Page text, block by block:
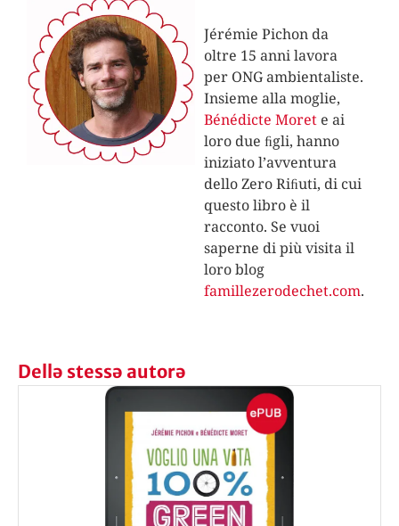
Jérémie Pichon da
oltre 15 anni lavora
per ONG ambientaliste.
Insieme alla moglie,
Bénédicte Morete ai
loro due ﬁgli, hanno
iniziato l’avventura
dello Zero Riﬁuti, di cui
questo libro è il
racconto. Se vuoi
saperne di più visita il
loro blog
famillezerodechet.com.
Dellə stessə autorə